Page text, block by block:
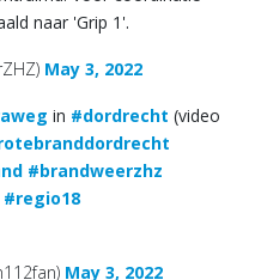
naar 'Grip 1'.
May 3, 2022
in #dordrecht (video
#brandweerzhz
#regio18
May 3, 2022